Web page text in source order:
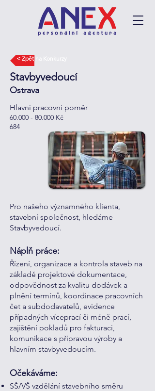
< Zpět na Konkurzy
Stavbyvedoucí
Ostrava
Hlavní pracovní poměr
60.000 - 80.000 Kč
684
Pro našeho významného klienta,
stavební společnost, hledáme
Stavbyvedoucí.
Náplň práce:
Řízení, organizace a kontrola staveb na
základě projektové dokumentace,
odpovědnost za kvalitu dodávek a
plnění termínů, koordinace pracovních
čet a subdodavatelů, evidence
případných víceprací či méně prací,
zajištění pokladů pro fakturaci,
komunikace s přípravou výroby a
hlavním stavbyvedoucím.
Očekáváme:
SŠ/VŠ vzdělání stavebního směru